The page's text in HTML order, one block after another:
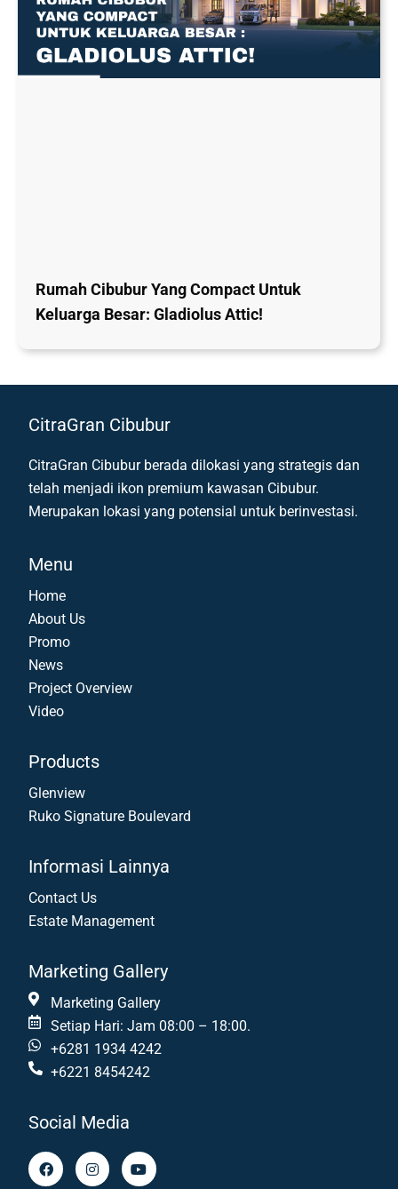
Rumah Cibubur Yang Compact Untuk
Keluarga Besar: Gladiolus Attic!
CitraGran Cibubur
CitraGran Cibubur berada dilokasi yang strategis dan
telah menjadi ikon premium kawasan Cibubur.
Merupakan lokasi yang potensial untuk berinvestasi.
Menu
Home
About Us
Promo
News
Project Overview
Video
Products
Glenview
Ruko Signature Boulevard
Informasi Lainnya
Contact Us
Estate Management
Marketing Gallery
Marketing Gallery
Setiap Hari: Jam 08:00 – 18:00.
+6281 1934 4242
+6221 8454242
Social Media
F
a
I
n
Y
o